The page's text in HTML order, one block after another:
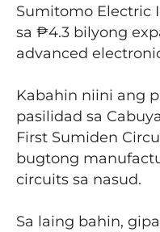
Sumitomo Electric
sa ₱4.3 bilyong
advanced
Kabahin niini ang
pasilidad sa
First Sumiden
bugtong
circuits sa nasud.
Sa laing bahin,